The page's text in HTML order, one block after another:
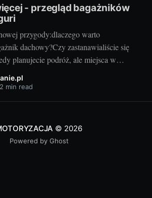
- przegląd bagażników
przygody:dlaczego warto
dachowy?Czy zastanawialiście się
planujecie podróż, ale miejsca w
zaczyna brakować? Rozwiązaniem
To praktyczny dodatek do
2 min read
© 2026
Powered by Ghost